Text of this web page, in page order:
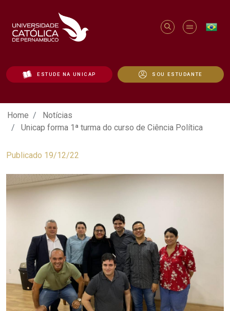
ESTUDE NA UNICAP SOU ESTUDANTE
Unicap forma 1ª turma do curso de
Home
Notícias
Unicap forma 1ª turma do curso de Ciência Política
Publicado 19/12/22